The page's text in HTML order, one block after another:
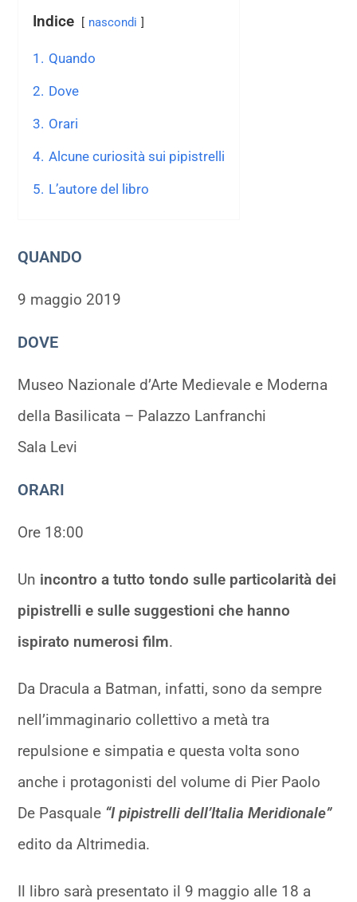
Indice nascondi
1. Quando
2. Dove
3. Orari
4. Alcune curiosità sui pipistrelli
5. L’autore del libro
QUANDO
9 maggio 2019
DOVE
Museo Nazionale d’Arte Medievale e Moderna
della Basilicata – Palazzo Lanfranchi
Sala Levi
ORARI
Ore 18:00
Un incontro a tutto tondo sulle particolarità dei
pipistrelli e sulle suggestioni che hanno
ispirato numerosi film.
Da Dracula a Batman, infatti, sono da sempre
nell’immaginario collettivo a metà tra
repulsione e simpatia e questa volta sono
anche i protagonisti del volume di Pier Paolo
De Pasquale “I pipistrelli dell’Italia Meridionale”
edito da Altrimedia.
Il libro sarà presentato il 9 maggio alle 18 a